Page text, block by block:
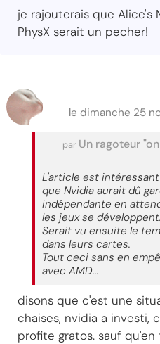
je rajouterais que Alice's
PhysX serait un pecher!
le dimanche 25
par Un ragoteur
L'article est
que Nvidia aurait dû
indépendante en
les jeux se
Serait vu ensuite le
dans leurs cartes.
Tout ceci sans en
avec AMD...
disons que c'est une
chaises, nvidia a investi,
profite gratos. sauf